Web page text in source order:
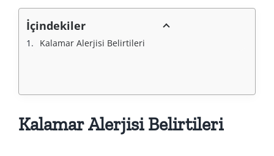
İçindekiler
Kalamar Alerjisi Belirtileri
Kalamar Alerjisi Belirtileri